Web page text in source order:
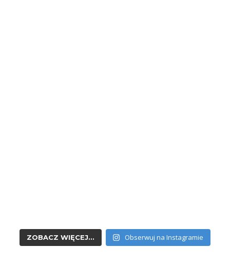
ZOBACZ WIĘCEJ... Obserwuj na Instagramie